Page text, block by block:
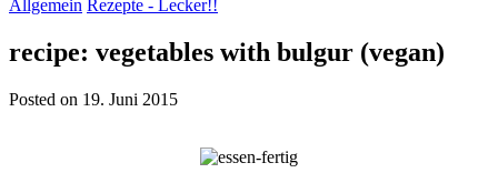
Allgemein Rezepte - Lecker!!
recipe: vegetables with bulgur (vegan)
Posted on 19. Juni 2015